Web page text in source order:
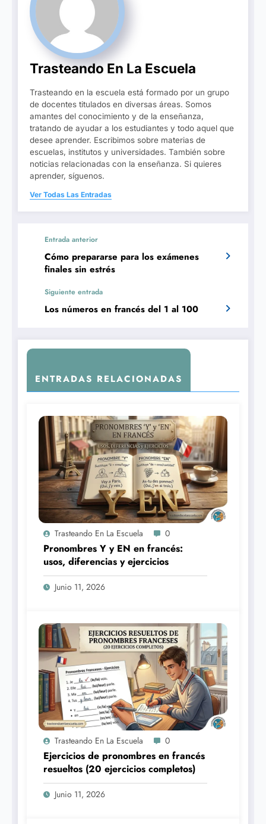
Trasteando En La Escuela
Trasteando en la escuela está formado por un grupo
de docentes titulados en diversas áreas. Somos
amantes del conocimiento y de la enseñanza,
tratando de ayudar a los estudiantes y todo aquel que
desee aprender. Escribimos sobre materias de
escuelas, institutos y universidades. También sobre
noticias relacionadas con la enseñanza. Si quieres
aprender, síguenos.
Ver Todas Las Entradas
Entrada anterior
Cómo prepararse para los exámenes
finales sin estrés
Siguiente entrada
Los números en francés del 1 al 100
ENTRADAS RELACIONADAS
Trasteando En La Escuela 0
Pronombres Y y EN en francés:
usos, diferencias y ejercicios
Junio 11, 2026
Trasteando En La Escuela 0
Ejercicios de pronombres en francés
resueltos (20 ejercicios completos)
Junio 11, 2026